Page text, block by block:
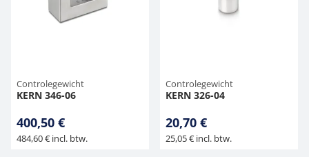
Controlegewicht
KERN 346-06
400,50 €
484,60 € incl. btw.
Controlegewicht
KERN 326-04
20,70 €
25,05 € incl. btw.